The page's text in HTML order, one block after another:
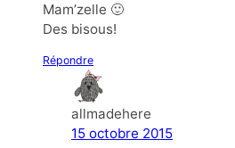
Mam’zelle 🙂
Des bisous!
Répondre
allmadehere
15 octobre 2015